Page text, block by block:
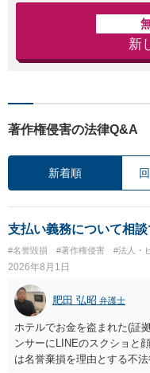
新
著作権侵害の法律Q&A
新着順
支払い義務について相談
#名誉毀損 #著作権侵害 #法人・
2026年8月1日
肥田 弘昭 弁護士
ホテルでお金を盗まれた(証
ンサーにLINEのスクショと
は名誉棄損を理由とする不